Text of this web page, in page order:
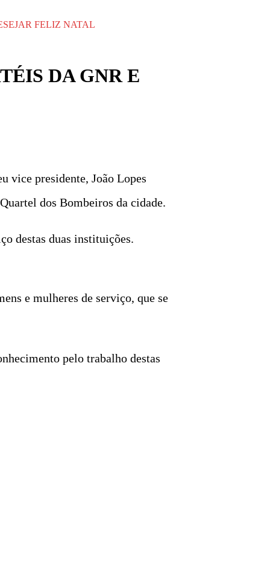
FELIZ NATAL
DA GNR E
vice presidente, João Lopes
dos Bombeiros da cidade.
destas duas instituições.
e mulheres de serviço, que se
pelo trabalho destas